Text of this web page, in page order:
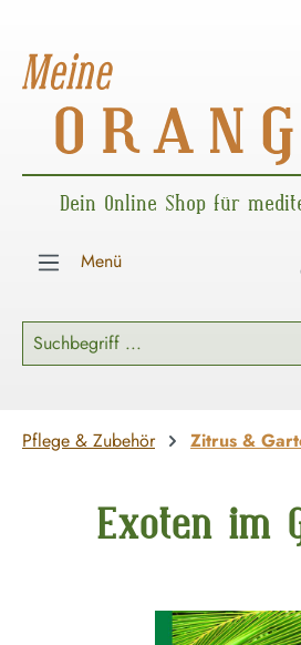
Dein Online Shop für
Menü
Pflege & Zubehör Zitrus &
Exoten im
Bildergalerie überspringen